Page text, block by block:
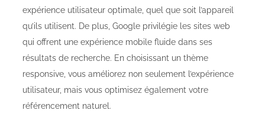
expérience utilisateur optimale, quel que soit l’appareil
qu’ils utilisent. De plus, Google privilégie les sites web
qui offrent une expérience mobile fluide dans ses
résultats de recherche. En choisissant un thème
responsive, vous améliorez non seulement l’expérience
utilisateur, mais vous optimisez également votre
référencement naturel.